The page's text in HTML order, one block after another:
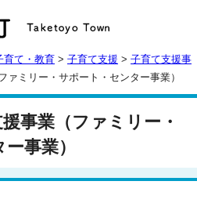
育て・教育 > 子育て支援 > 子育て支援事
ミリー・サポート・センター事業）
事業（ファミリー・
事業）